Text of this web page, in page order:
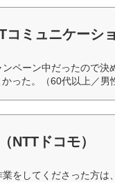
コミュニケーシ
ペーン中だったので
った。（60代以上／男
NTTドコモ）
をしてくださった方